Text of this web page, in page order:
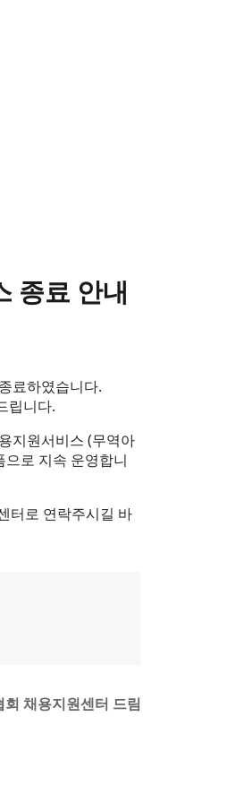
종료 안내
료하였습니다.
립니다.
지원서비스 (무역아
로 지속 운영합니
터로 연락주시길 바
회 채용지원센터 드림